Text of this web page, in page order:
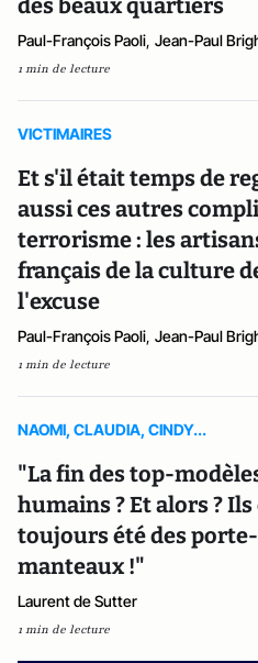
des beaux quartiers
Paul-François Paoli, Jean-Paul
1 min de lecture
VICTIMAIRES
Et s'il était temps de
aussi ces autres
terrorisme : les
français de la culture
l'excuse
Paul-François Paoli, Jean-Paul
1 min de lecture
NAOMI, CLAUDIA, CINDY...
"La fin des top-
humains ? Et alors ?
toujours été des porte-
manteaux !"
Laurent de Sutter
1 min de lecture